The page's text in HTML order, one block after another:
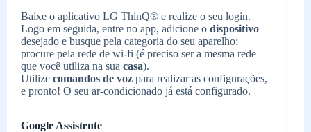
Baixe o aplicativo LG ThinQ® e realize o seu login.
Logo em seguida, entre no app, adicione o dispositivo
desejado e busque pela categoria do seu aparelho;
procure pela rede de wi-fi (é preciso ser a mesma rede
que você utiliza na sua casa).
Utilize comandos de voz para realizar as configurações,
e pronto! O seu ar-condicionado já está configurado.
Google Assistente